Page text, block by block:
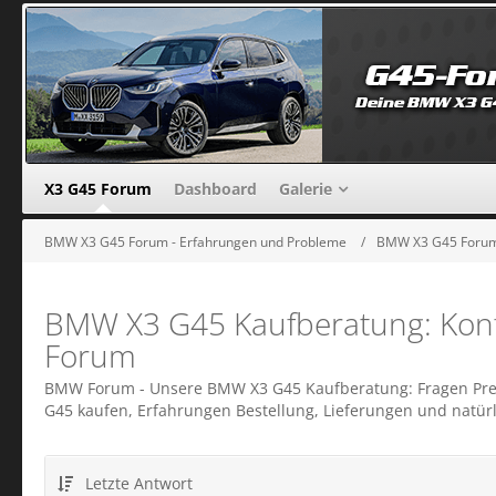
X3 G45 Forum Dashboard Galerie
BMW X3 G45 Forum - Erfahrungen und Probleme BMW X3 G45
BMW X3 G45 Kaufberatung:
Forum
BMW Forum - Unsere BMW X3 G45 Kaufberatung: Fragen
G45 kaufen, Erfahrungen Bestellung, Lieferungen und
Letzte Antwort